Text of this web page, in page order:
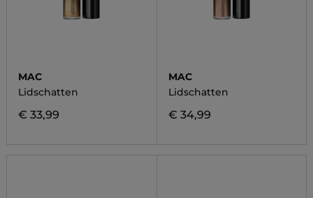
MAC
Lidschatten
€ 33,99
MAC
Lidschatten
€ 34,99